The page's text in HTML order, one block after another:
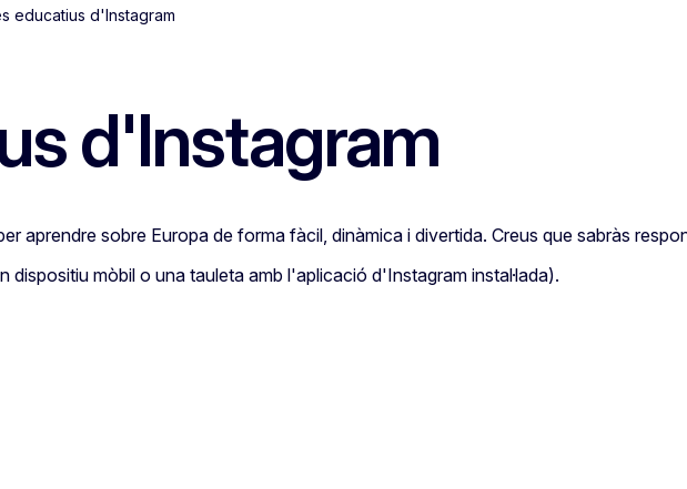
educatius d'Instagram
d'Instagram
aprendre sobre Europa de forma fàcil, dinàmica i divertida. Creus que sabràs
mòbil o una tauleta amb l'aplicació d'Instagram instal·lada).